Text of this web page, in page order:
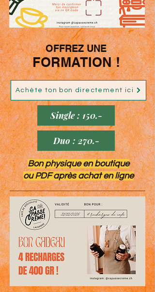
OFFREZ UNE
FORMATION !
Achète ton bon directement ici
Single : 150.-
Duo : 270.-
Bon physique en boutique
ou PDF après achat en ligne